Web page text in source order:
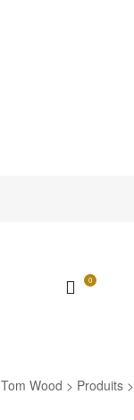
0
Tom Wood > Produits>